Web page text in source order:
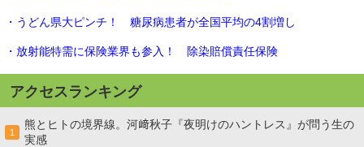
・うどん県大ピンチ！ 糖尿病患者が全国平均の4割増し
・放射能特需に保険業界も参入！ 除染賠償責任保険
アクセスランキング
1
熊とヒトの境界線。河﨑秋子『夜明けのハントレス』が問う生の
実感